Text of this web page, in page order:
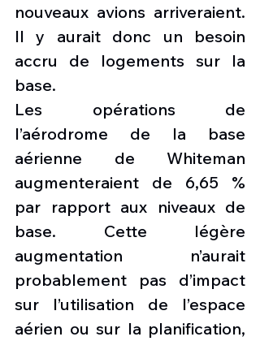
nouveaux avions arriveraient.
Il y aurait donc un besoin
accru de logements sur la
base.
Les opérations de
l’aérodrome de la base
aérienne de Whiteman
augmenteraient de 6,65 %
par rapport aux niveaux de
base. Cette légère
augmentation n’aurait
probablement pas d’impact
sur l’utilisation de l’espace
aérien ou sur la planification,